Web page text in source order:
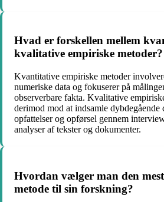
Hvad er forskellen mellem
kvalitative empiriske metoder?
Kvantitative empiriske metoder
numeriske data og fokuserer på
observerbare fakta. Kvalitative
derimod mod at indsamle dybdegående
opfattelser og opførsel gennem
analyser af tekster og dokumenter.
Hvordan vælger man den
metode til sin forskning?